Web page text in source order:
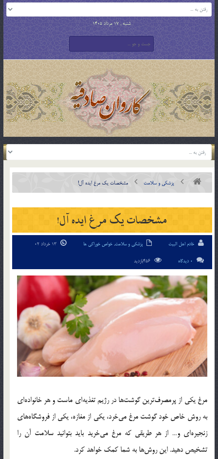
شنبه , 17 مرداد 1405
پزشکی و سلامت مشخصات یک مرغ ایده آل!
مشخصات یک مرغ ایده آل!
خادم اهل البیت پزشکی و سلامت, خواص خوراکی ها
0 دیدگاه
مرغ یكی از پرمصرف‌ترین گوشت‌ها در رژیم تغذیه‌ای ماست و هر خانواده‌ای
به روش خاص خود گوشت مرغ می‌خرد، یكی از مغازه، یكی از فروشگاه‌های
زنجیره‌ای و… از هر طریقی كه مرغ می‌خرید باید بتوانید سلامت آن را
تشخیص دهید. این روش‌ها به شما كمك خواهد كرد.